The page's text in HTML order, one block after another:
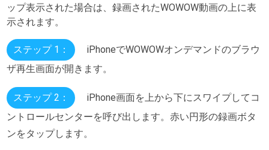
ップ表示された場合は、録画されたWOWOW動画の上に表
示されます。
ステップ 1：
iPhoneでWOWOWオンデマンドのブラウ
ザ再生画面が開きます。
ステップ 2：
iPhone画面を上から下にスワイプしてコ
ントロールセンターを呼び出します。赤い円形の録画ボタ
ンをタップします。